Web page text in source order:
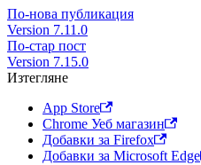
По-нова публикация
Version 7.11.0
По-стар пост
Version 7.15.0
Изтегляне
App Store
Chrome Уеб магазин
Добавки за Firefox
Добавки за Microsoft Edge